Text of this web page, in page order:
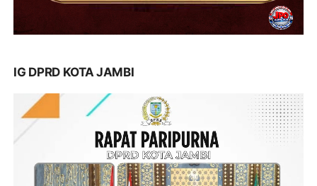
IG DPRD KOTA JAMBI